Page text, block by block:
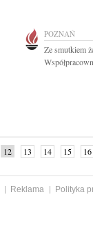
POZNAŃ
Ze smutkiem
12 13 14 15 16
Reklama
Polityka